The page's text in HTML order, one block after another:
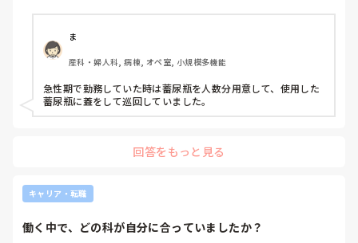
ットしワゴン下段に乗せて破棄していき最後まとめて汚物処
理室で破棄してたのでその方法はダメなのか？と疑問抱いて
ます。もちろん汚物見えないようワゴンにカバーする等対策
して。
皆さんの病棟ではどのような方法取られてますか？
ま
産科・婦人科, 病棟, オペ室, 小規模多機能
急性期で勤務していた時は蓄尿瓶を人数分用意して、使用した
蓄尿瓶に蓋をして巡回していました。
回答をもっと見る
キャリア・転職
働く中で、どの科が自分に合っていましたか？